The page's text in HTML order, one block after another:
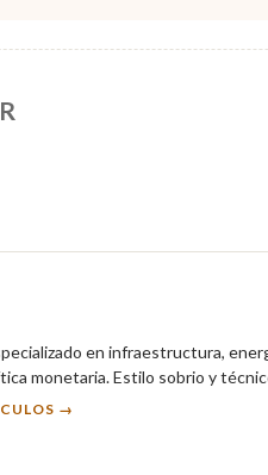
en infraestructura,
monetaria. Estilo sobrio y
→